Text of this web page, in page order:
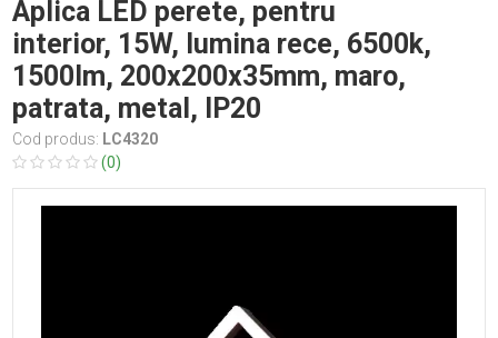
Aplica LED perete, pentru
interior, 15W, lumina rece, 6500k,
1500lm, 200x200x35mm, maro,
patrata, metal, IP20
Cod produs: LC4320
(0)